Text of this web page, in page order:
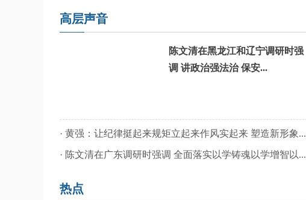
高层声音
陈文清在黑龙江和辽宁调研时强
调 讲政治强法治 保安...
· 黄强：让纪律挺起来规矩立起来作风实起来 塑造新形象...
· 陈文清在广东调研时强调 全面落实以学铸魂以学增智以...
热点